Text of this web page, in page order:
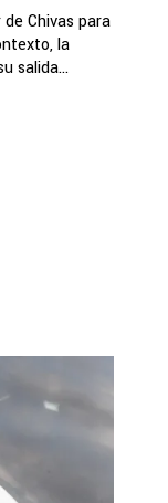
Chivas para
la
salida...